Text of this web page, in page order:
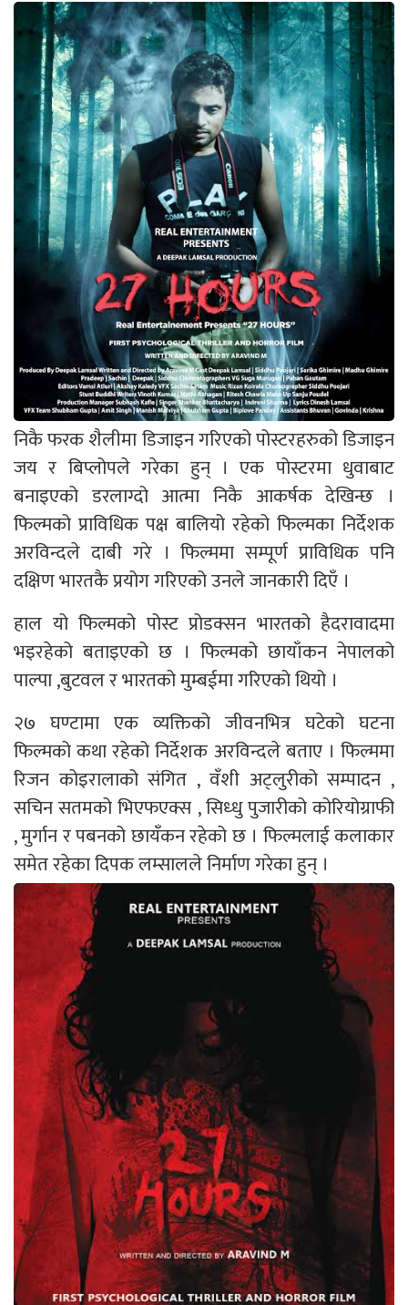
निकै फरक शैलीमा डिजाइन गरिएको पोस्टरहरुको डिजाइन
जय र बिप्लोपले गरेका हुन् । एक पोस्टरमा धुवाबाट
बनाइएको डरलाग्दो आत्मा निकै आकर्षक देखिन्छ ।
फिल्मको प्राविधिक पक्ष बालियो रहेको फिल्मका निर्देशक
अरविन्दले दाबी गरे । फिल्ममा सम्पूर्ण प्राविधिक पनि
दक्षिण भारतकै प्रयोग गरिएको उनले जानकारी दिएँ ।
हाल यो फिल्मको पोस्ट प्रोडक्सन भारतको हैदरावादमा
भइरहेको बताइएको छ । फिल्मको छायाँकन नेपालको
पाल्पा ,बुटवल र भारतको मुम्बईमा गरिएको थियो ।
२७ घण्टामा एक व्यक्तिको जीवनभित्र घटेको घटना
फिल्मको कथा रहेको निर्देशक अरविन्दले बताए । फिल्ममा
रिजन कोइरालाको संगित , वँशी अट्लुरीको सम्पादन ,
सचिन सतमको भिएफएक्स , सिध्धु पुजारीको कोरियोग्राफी
, मुर्गान र पबनको छायँकन रहेको छ । फिल्मलाई कलाकार
समेत रहेका दिपक लम्सालले निर्माण गरेका हुन् ।